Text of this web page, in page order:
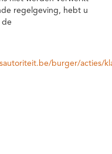
regelgeving, hebt u
de
burger/acties/